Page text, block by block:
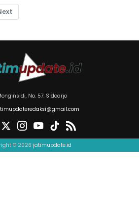
No. 57. Sidoarjo
© 2026 jatimupdate.id